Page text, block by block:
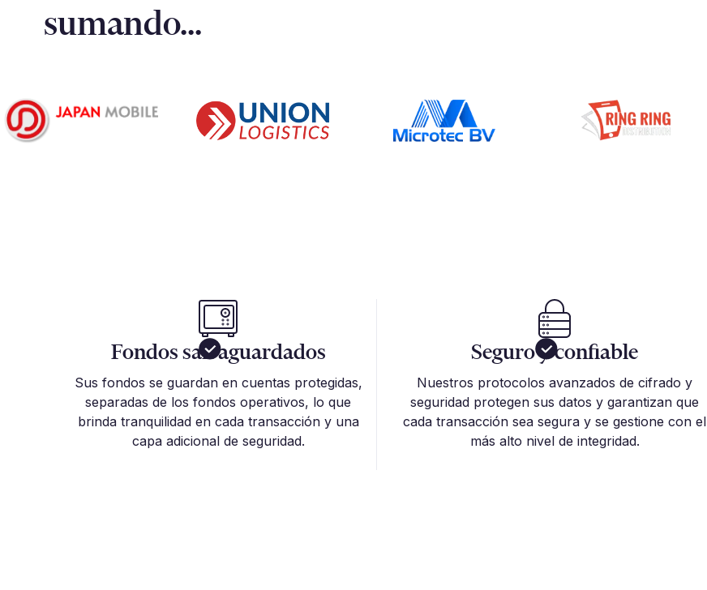
sumando...
Fondos salvaguardados
Sus fondos se guardan en cuentas protegidas,
separadas de los fondos operativos, lo que
brinda tranquilidad en cada transacción y una
capa adicional de seguridad.
Seguro y confiable
Nuestros protocolos avanzados de cifrado y
seguridad protegen sus datos y garantizan que
cada transacción sea segura y se gestione con el
más alto nivel de integridad.